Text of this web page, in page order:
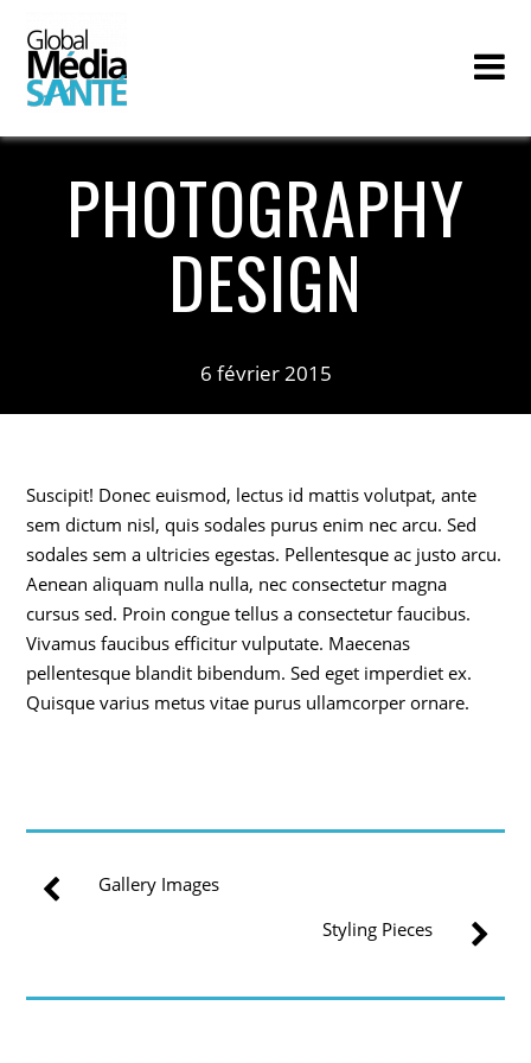
PHOTOGRAPHY
DESIGN
6 février 2015
Suscipit! Donec euismod, lectus id mattis volutpat, ante
sem dictum nisl, quis sodales purus enim nec arcu. Sed
sodales sem a ultricies egestas. Pellentesque ac justo arcu.
Aenean aliquam nulla nulla, nec consectetur magna
cursus sed. Proin congue tellus a consectetur faucibus.
Vivamus faucibus efficitur vulputate. Maecenas
pellentesque blandit bibendum. Sed eget imperdiet ex.
Quisque varius metus vitae purus ullamcorper ornare.
Gallery Images
Styling Pieces